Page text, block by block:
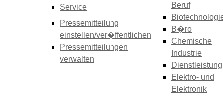
Service
Pressemitteilung
einstellen/ver�ffentlichen
Pressemitteilungen
verwalten
Beruf
B�ro
Chemische
Industrie
Dienstleistung
Elektro- und
Elektronik